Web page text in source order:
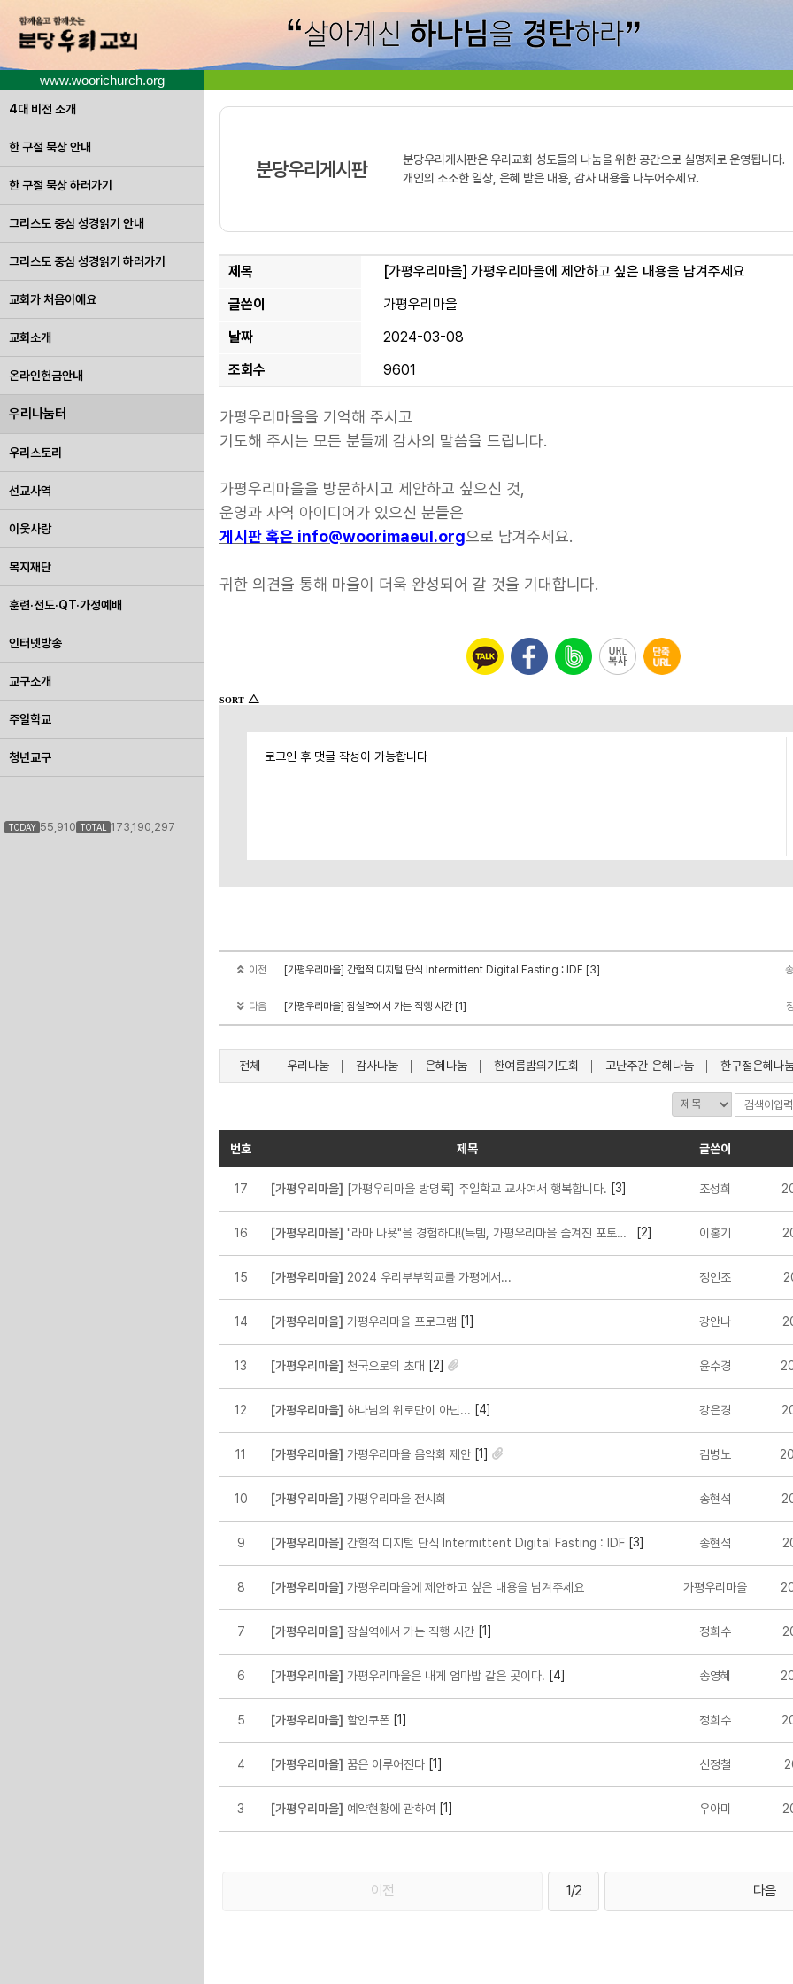
www.woorichurch.org
4대 비전 소개
한 구절 묵상 안내
한 구절 묵상 하러가기
그리스도 중심 성경읽기 안내
그리스도 중심 성경읽기 하러가기
교회가 처음이에요
교회소개
온라인헌금안내
우리나눔터
우리스토리
선교사역
이웃사랑
복지재단
훈련·전도·QT·가정예배
인터넷방송
교구소개
주일학교
청년교구
TODAY 55,910 TOTAL 173,190,297
분당우리게시판
분당우리게시판은 우리교회 성도들의 나눔을 위한 공간으로 실명제로 운영됩니다.
개인의 소소한 일상, 은혜 받은 내용, 감사 내용을 나누어주세요.
제목 [가평우리마을] 가평우리마을에 제안하고 싶은 내용을 남겨주세요
글쓴이
가평우리마을
날짜
2024-03-08
조회수
9601
가평우리마을을 기억해 주시고
기도해 주시는 모든 분들께 감사의 말씀을 드립니다.
가평우리마을을 방문하시고 제안하고 싶으신 것,
운영과 사역 아이디어가 있으신 분들은
게시판 혹은 info@woorimaeul.org으로 남겨주세요.
귀한 의견을 통해 마을이 더욱 완성되어 갈 것을 기대합니다.
SORT △
로그인 후 댓글 작성이 가능합니다
이전 [가평우리마을] 간헐적 디지털 단식 Intermittent Digital Fasting : IDF [3]
다음 [가평우리마을] 잠실역에서 가는 직행 시간 [1]
전체 우리나눔 감사나눔 은혜나눔 한여름밤의기도회 고난주간 은혜나눔 한구절은혜나
번호 제목 글쓴이
17 [가평우리마을] [가평우리마을 방명록] 주일학교 교사여서 행복합니다. [3] 조성희
16 [가평우리마을] "라마 나욧"을 경험하다!(득템, 가평우리마을 숨겨진 포토존 2 곳) [2] 이홍기
15 [가평우리마을] 2024 우리부부학교를 가평에서... 정인조
14 [가평우리마을] 가평우리마을 프로그램 [1] 강안나
13 [가평우리마을] 천국으로의 초대 [2] 윤수경
12 [가평우리마을] 하나님의 위로만이 아닌... [4] 강은경
11 [가평우리마을] 가평우리마을 음악회 제안 [1] 김병노
10 [가평우리마을] 가평우리마을 전시회 송현석
9 [가평우리마을] 간헐적 디지털 단식 Intermittent Digital Fasting : IDF [3] 송현석
8 [가평우리마을] 가평우리마을에 제안하고 싶은 내용을 남겨주세요 가평우리마을
7 [가평우리마을] 잠실역에서 가는 직행 시간 [1] 정희수
6 [가평우리마을] 가평우리마을은 내게 엄마밥 같은 곳이다. [4] 송영혜
5 [가평우리마을] 할인쿠폰 [1] 정희수
4 [가평우리마을] 꿈은 이루어진다 [1] 신정철
3 [가평우리마을] 예약현황에 관하여 [1] 우아미
이전 1/2 다음